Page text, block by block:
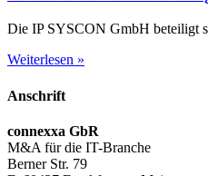
Die IP SYSCON GmbH beteiligt
Weiterlesen »
Anschrift
connexxa GbR
M&A für die IT-Branche
Berner Str. 79